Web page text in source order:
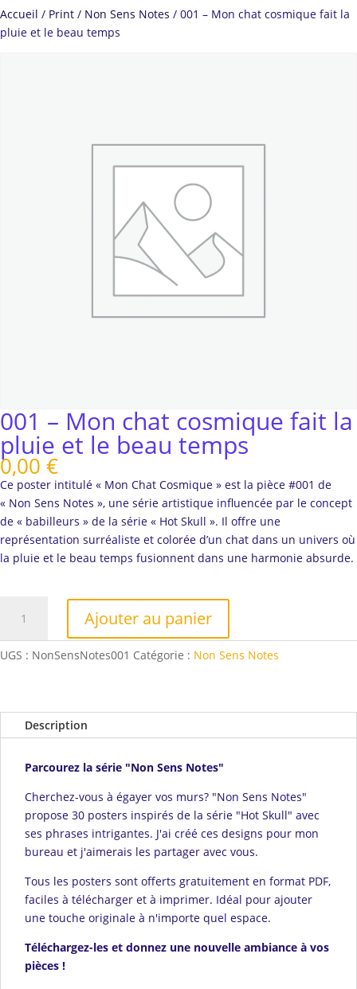
Accueil / Print / Non Sens Notes / 001 – Mon chat cosmique fait la
pluie et le beau temps
001 – Mon chat cosmique fait la
pluie et le beau temps
0,00 €
Ce poster intitulé « Mon Chat Cosmique » est la pièce #001 de
« Non Sens Notes », une série artistique influencée par le concept
de « babilleurs » de la série « Hot Skull ». Il offre une
représentation surréaliste et colorée d’un chat dans un univers où
la pluie et le beau temps fusionnent dans une harmonie absurde.
001
-
cosmique
pluie
beau
temps
Ajouter au panier
UGS : NonSensNotes001 Catégorie : Non Sens Notes
Description
Parcourez la série "Non Sens Notes"
Cherchez-vous à égayer vos murs? "Non Sens Notes"
propose 30 posters inspirés de la série "Hot Skull" avec
ses phrases intrigantes. J'ai créé ces designs pour mon
bureau et j'aimerais les partager avec vous.
Tous les posters sont offerts gratuitement en format PDF,
faciles à télécharger et à imprimer. Idéal pour ajouter
une touche originale à n'importe quel espace.
Téléchargez-les et donnez une nouvelle ambiance à vos
pièces !